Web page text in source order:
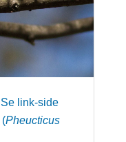
Se link-side
(Pheucticus